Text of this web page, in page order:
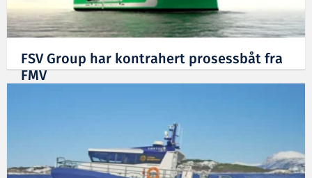
FSV Group har kontrahert prosessbåt fra
FMV